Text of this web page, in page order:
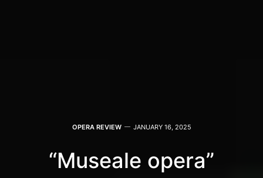
OPERA REVIEW JANUARY 16, 2025
“Museale opera”